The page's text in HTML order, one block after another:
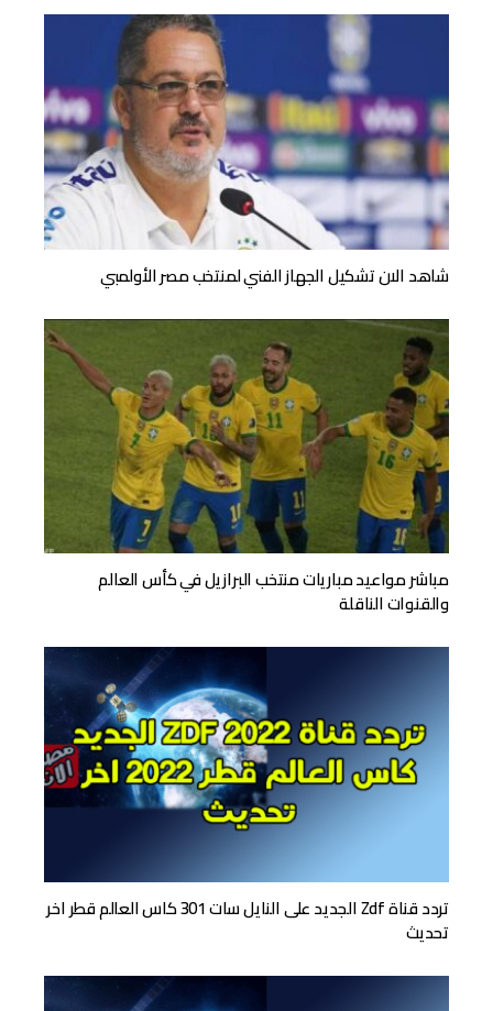
شاهد الان تشكيل الجهاز الفني لمنتخب مصر الأولمبي
مباشر مواعيد مباريات منتخب البرازيل في كأس العالم
والقنوات الناقلة
تردد قناة Zdf الجديد على النايل سات 301 كاس العالم قطر اخر
تحديث